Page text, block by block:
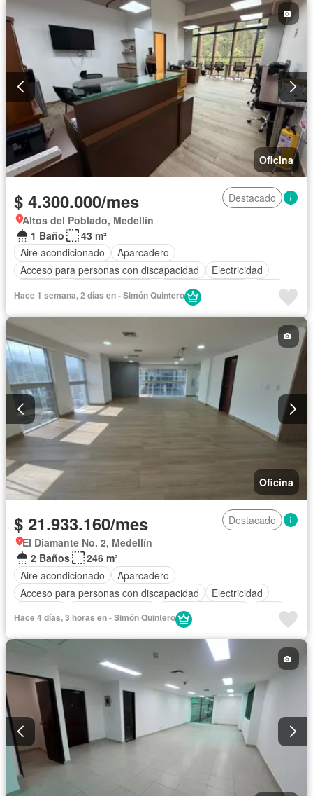
Oficina
$ 4.300.000/mes
Destacado
Altos del Poblado, Medellín
1 Baño
43 m²
Aire acondicionado
Aparcadero
Acceso para personas con discapacidad
Electricidad
Seguridad privada Agua
Hace 1 semana, 2 días en - Simón Quintero
Oficina
$ 21.933.160/mes
Destacado
El Diamante No. 2, Medellín
2 Baños
246 m²
Aire acondicionado
Aparcadero
Acceso para personas con discapacidad
Electricidad
Seguridad privada Agua
Hace 4 días, 3 horas en - Simón Quintero